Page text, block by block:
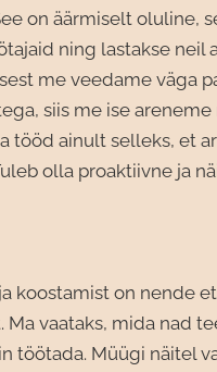
on äärmiselt oluline,
ning lastakse neil
me veedame väga
siis me ise
tööd ainult selleks, et
olla proaktiivne ja
koostamist on nende
vaataks, mida nad
töötada. Müügi näitel